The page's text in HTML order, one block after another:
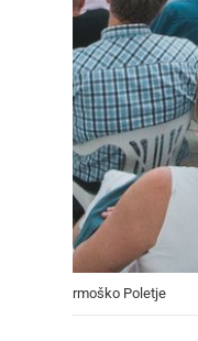
festivala Ormoško Poletje